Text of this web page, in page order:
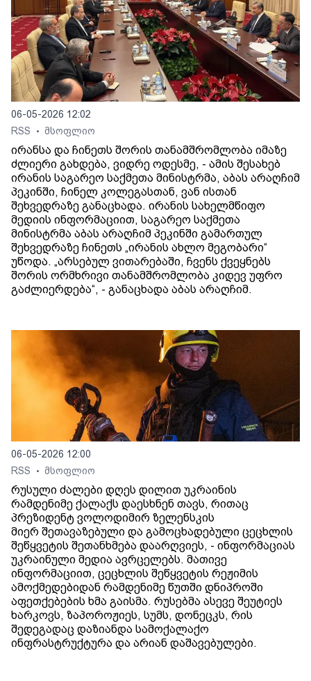
06-05-2026 12:02
RSS
• მსოფლიო
ირანსა და ჩინეთს შორის თანამშრომლობა იმაზე
ძლიერი გახდება, ვიდრე ოდესმე, - ამის შესახებ
ირანის საგარეო საქმეთა მინისტრმა, აბას არაღჩიმ
პეკინში, ჩინელ კოლეგასთან, ვან ისთან
შეხვედრაზე განაცხადა. ირანის სახელმწიფო
მედიის ინფორმაციით, საგარეო საქმეთა
მინისტრმა აბას არაღჩიმ პეკინში გამართულ
შეხვედრაზე ჩინეთს „ირანის ახლო მეგობარი“
უწოდა. „არსებულ ვითარებაში, ჩვენს ქვეყნებს
შორის ორმხრივი თანამშრომლობა კიდევ უფრო
გაძლიერდება“, - განაცხადა აბას არაღჩიმ.
06-05-2026 12:00
RSS
• მსოფლიო
რუსული ძალები დღეს დილით უკრაინის
რამდენიმე ქალაქს დაესხნენ თავს, რითაც
პრეზიდენტ ვოლოდიმირ ზელენსკის
მიერ შეთავაზებული და გამოცხადებული ცეცხლის
შეწყვეტის შეთანხმება დაარღვიეს, - ინფორმაციას
უკრაინული მედია ავრცელებს. მათივე
ინფორმაციით, ცეცხლის შეწყვეტის რეჟიმის
ამოქმედებიდან რამდენიმე წუთში დნიპროში
აფეთქებების ხმა გაისმა. რუსებმა ასევე შეუტიეს
ხარკოვს, ზაპოროჟიეს, სუმს, დონეცკს, რის
შედეგადაც დაზიანდა სამოქალაქო
ინფრასტრუქტურა და არიან დაშავებულები.